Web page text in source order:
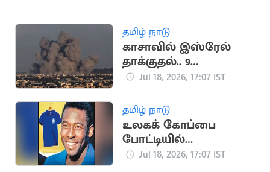
தமிழ் நாடு
காசாவில் இஸ்ரேல்
தாக்குதல்.. 9
பாலஸ்தீனர்கள்
Jul 18, 2026, 17:07 IST
தமிழ் நாடு
உலகக் கோப்பை
போட்டியில்
பயன்படுத்திய பீலே
Jul 18, 2026, 17:07 IST